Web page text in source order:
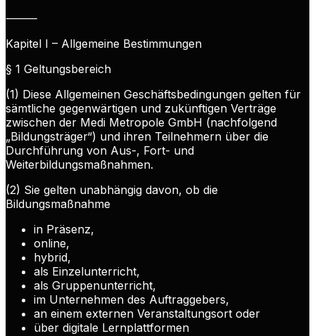
⸻
Kapitel I – Allgemeine Bestimmungen
§ 1 Geltungsbereich
(1) Diese Allgemeinen Geschäftsbedingungen gelten für
sämtliche gegenwärtigen und zukünftigen Verträge
zwischen der Medi Metropole GmbH (nachfolgend
„Bildungsträger“) und ihren Teilnehmern über die
Durchführung von Aus-, Fort- und
Weiterbildungsmaßnahmen.
(2) Sie gelten unabhängig davon, ob die
Bildungsmaßnahme
in Präsenz,
online,
hybrid,
als Einzelunterricht,
als Gruppenunterricht,
im Unternehmen des Auftraggebers,
an einem externen Veranstaltungsort oder
über digitale Lernplattformen